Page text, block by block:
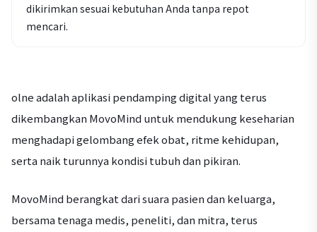
dikirimkan sesuai kebutuhan Anda tanpa repot
mencari.
olne adalah aplikasi pendamping digital yang terus
dikembangkan MovoMind untuk mendukung keseharian
menghadapi gelombang efek obat, ritme kehidupan,
serta naik turunnya kondisi tubuh dan pikiran.
MovoMind berangkat dari suara pasien dan keluarga,
bersama tenaga medis, peneliti, dan mitra, terus